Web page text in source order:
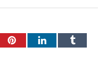
PinterestLinkedInTumblr